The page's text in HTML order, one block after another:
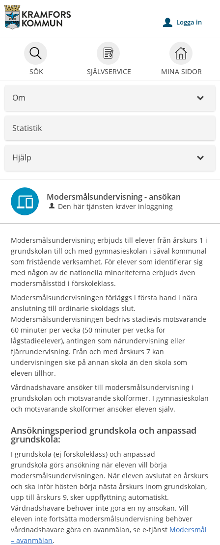
Välkommen
till
självservice
Kramfors
kommun
SÖK SJÄLVSERVICE MINA SIDOR
Om _
Statistik
Hjälp _
u Logga in
Modersmålsundervisning - ansökan
Den här tjänsten kräver inloggning
Modersmålsundervisning erbjuds till elever från årskurs 1 i
grundskolan till och med gymnasieskolan i såväl kommunal
som fristående verksamhet. För elever som identifierar sig
med någon av de nationella minoriteterna erbjuds även
modersmålsstöd i förskoleklass.
Modersmålsundervisningen förläggs i första hand i nära
anslutning till ordinarie skoldags slut.
Modersmålsundervisningen bedrivs stadievis motsvarande
60 minuter per vecka (50 minuter per vecka för
lågstadieelever), antingen som närundervisning eller
fjärrundervisning. Från och med årskurs 7 kan
undervisningen ske på annan skola än den skola som
eleven tillhör.
Vårdnadshavare ansöker till modersmålsundervisning i
grundskolan och motsvarande skolformer. I gymnasieskolan
och motsvarande skolformer ansöker eleven själv.
Ansökningsperiod grundskola och anpassad
grundskola:
I grundskola (ej förskoleklass) och anpassad
grundskola görs ansökning när eleven vill börja
modersmålsundervisningen. När eleven avslutat en årskurs
och ska inför hösten börja nästa årskurs inom grundskolan,
upp till årskurs 9, sker uppflyttning automatiskt.
Vårdnadshavare behöver inte göra en ny ansökan. Vill
eleven inte fortsätta modersmålsundervisning behöver
vårdnadshavare göra en avanmälan, se e-tjänst Modersmål
– avanmälan.